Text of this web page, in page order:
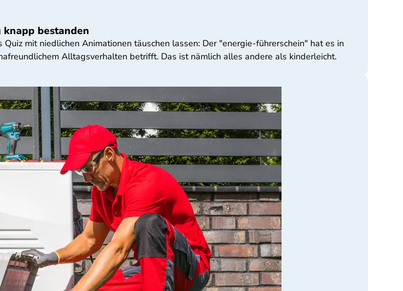
bestanden
mit niedlichen Animationen täuschen lassen: Der "energie-führerschein" hat es in
Alltagsverhalten betrifft. Das ist nämlich alles andere als kinderleicht.